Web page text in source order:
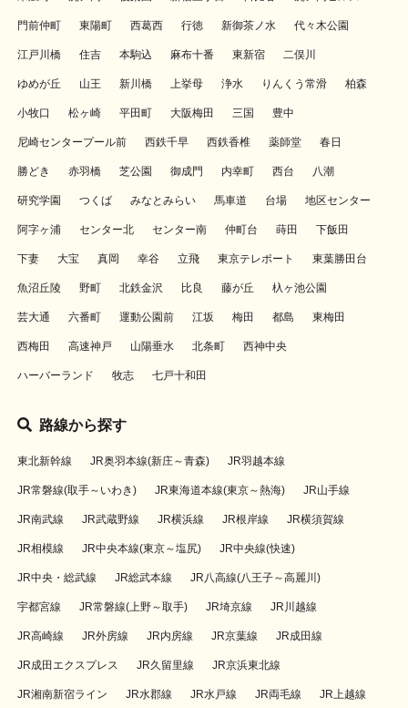
門前仲町 東陽町 西葛西 行徳 新御茶ノ水 代々木公園
江戸川橋 住吉 本駒込 麻布十番 東新宿 二俣川
ゆめが丘 山王 新川橋 上挙母 浄水 りんくう常滑 柏森
小牧口 松ヶ崎 平田町 大阪梅田 三国 豊中
尼崎センタープール前 西鉄千早 西鉄香椎 薬師堂 春日
勝どき 赤羽橋 芝公園 御成門 内幸町 西台 八潮
研究学園 つくば みなとみらい 馬車道 台場 地区センター
阿字ヶ浦 センター北 センター南 仲町台 蒔田 下飯田
下妻 大宝 真岡 幸谷 立飛 東京テレポート 東葉勝田台
魚沼丘陵 野町 北鉄金沢 比良 藤が丘 杁ヶ池公園
芸大通 六番町 運動公園前 江坂 梅田 都島 東梅田
西梅田 高速神戸 山陽垂水 北条町 西神中央
ハーバーランド 牧志 七戸十和田
路線から探す
東北新幹線 JR奥羽本線(新庄～青森) JR羽越本線
JR常磐線(取手～いわき) JR東海道本線(東京～熱海) JR山手線
JR南武線 JR武蔵野線 JR横浜線 JR根岸線 JR横須賀線
JR相模線 JR中央本線(東京～塩尻) JR中央線(快速)
JR中央・総武線 JR総武本線 JR八高線(八王子～高麗川)
宇都宮線 JR常磐線(上野～取手) JR埼京線 JR川越線
JR高崎線 JR外房線 JR内房線 JR京葉線 JR成田線
JR成田エクスプレス JR久留里線 JR京浜東北線
JR湘南新宿ライン JR水郡線 JR水戸線 JR両毛線 JR上越線